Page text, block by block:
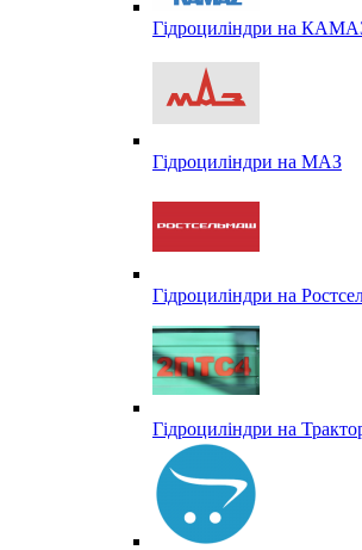
Гідроциліндри на
Гідроциліндри на МАЗ
Гідроциліндри на
Гідроциліндри на